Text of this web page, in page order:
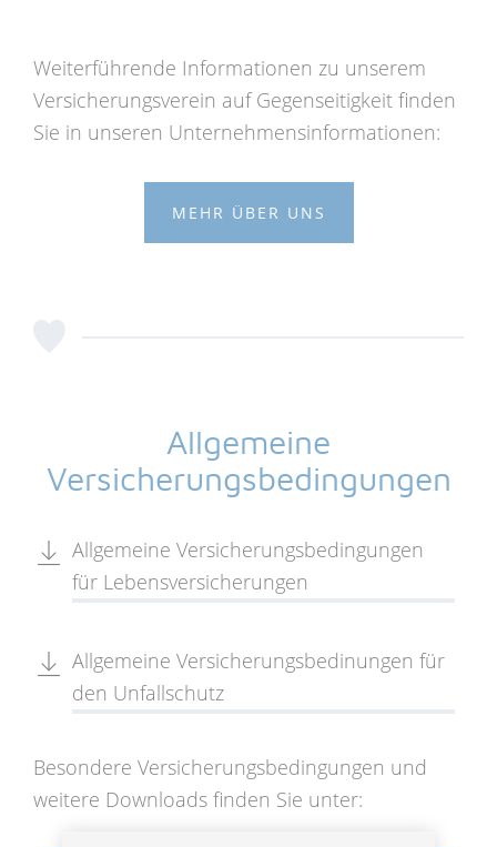
Weiterführende Informationen zu unserem
Versicherungsverein auf Gegenseitigkeit finden
Sie in unseren Unternehmensinformationen:
MEHR ÜBER UNS
Allgemeine
Versicherungsbedingungen
Allgemeine Versicherungsbedingungen
für Lebensversicherungen
Allgemeine Versicherungsbedinungen für
den Unfallschutz
Besondere Versicherungsbedingungen und
weitere Downloads finden Sie unter: